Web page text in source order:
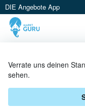
DIE Angebote App
Verrate uns deinen
sehen.
AKTIONEN